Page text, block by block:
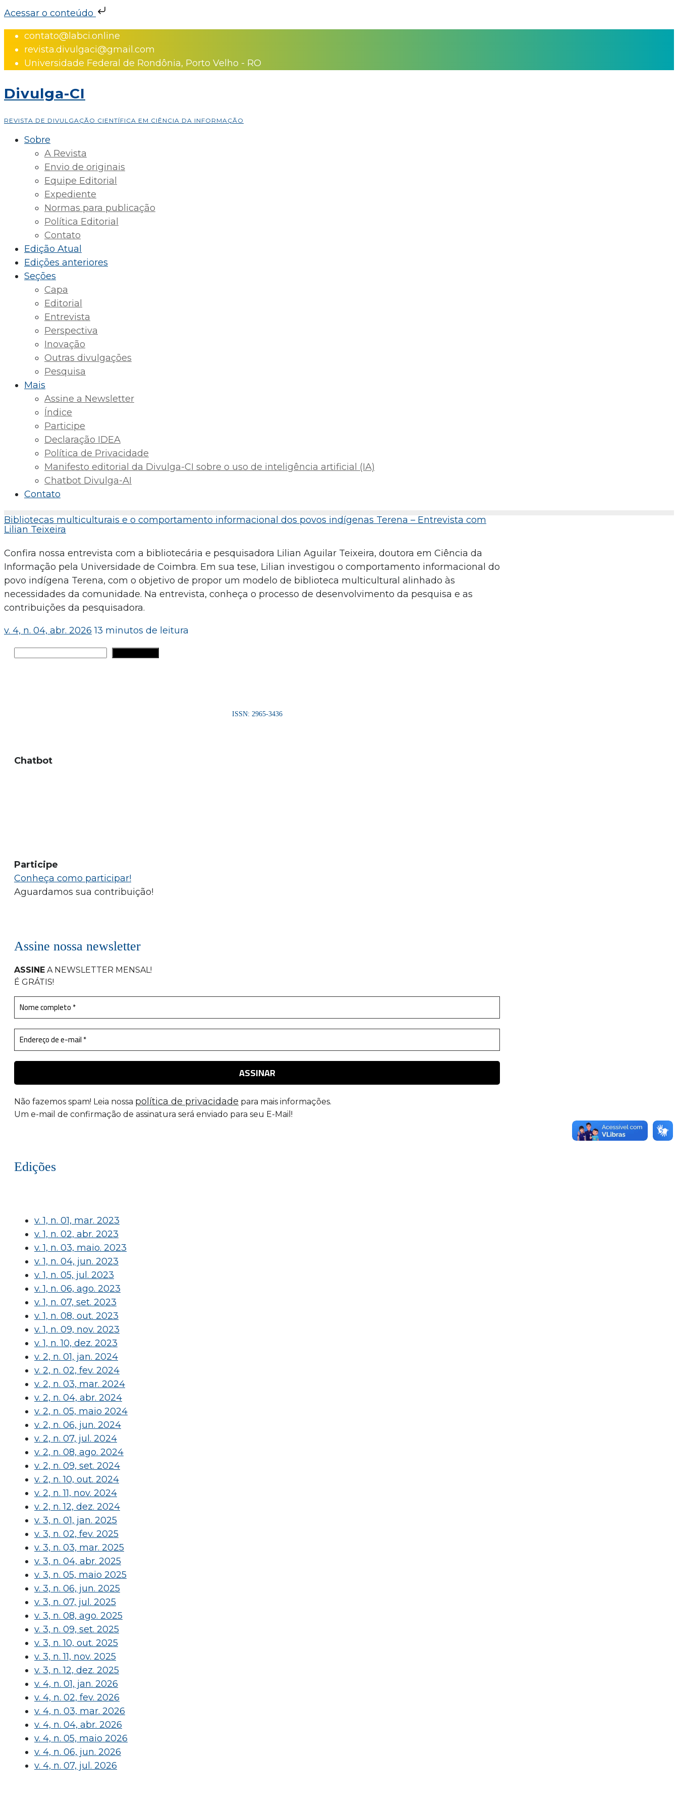
Acessar o conteúdo
Skip
content
contato@labci.online
revista.divulgaci@gmail.com
Universidade Federal de Rondônia, Porto Velho - RO
Divulga-CI
REVISTA DE DIVULGAÇÃO CIENTÍFICA EM CIÊNCIA DA INFORMAÇÃO
Sobre
A Revista
Envio de originais
Equipe Editorial
Expediente
Normas para publicação
Política Editorial
Contato
Edição Atual
Edições anteriores
Seções
Capa
Editorial
Entrevista
Perspectiva
Inovação
Outras divulgações
Pesquisa
Mais
Assine a Newsletter
Índice
Participe
Declaração IDEA
Política de Privacidade
Manifesto editorial da Divulga-CI sobre o uso de inteligência artificial (IA)
Chatbot Divulga-AI
Contato
Bibliotecas multiculturais e o comportamento informacional dos povos indígenas Terena – Entrevista com
Lilian Teixeira
Confira nossa entrevista com a bibliotecária e pesquisadora Lilian Aguilar Teixeira, doutora em Ciência da
Informação pela Universidade de Coimbra. Em sua tese, Lilian investigou o comportamento informacional do
povo indígena Terena, com o objetivo de propor um modelo de biblioteca multicultural alinhado às
necessidades da comunidade. Na entrevista, conheça o processo de desenvolvimento da pesquisa e as
contribuições da pesquisadora.
v. 4, n. 04, abr. 2026 13 minutos de leitura
Pesquisar
ISSN: 2965-3436
Chatbot
Participe
Conheça como participar!
Aguardamos sua contribuição!
Assine nossa newsletter
ASSINE A NEWSLETTER MENSAL!
É GRÁTIS!
Não fazemos spam! Leia nossa política de privacidade para mais informações.
Um e-mail de confirmação de assinatura será enviado para seu E-Mail!
Edições
v. 1, n. 01, mar. 2023
v. 1, n. 02, abr. 2023
v. 1, n. 03, maio. 2023
v. 1, n. 04, jun. 2023
v. 1, n. 05, jul. 2023
v. 1, n. 06, ago. 2023
v. 1, n. 07, set. 2023
v. 1, n. 08, out. 2023
v. 1, n. 09, nov. 2023
v. 1, n. 10, dez. 2023
v. 2, n. 01, jan. 2024
v. 2, n. 02, fev. 2024
v. 2, n. 03, mar. 2024
v. 2, n. 04, abr. 2024
v. 2, n. 05, maio 2024
v. 2, n. 06, jun. 2024
v. 2, n. 07, jul. 2024
v. 2, n. 08, ago. 2024
v. 2, n. 09, set. 2024
v. 2, n. 10, out. 2024
v. 2, n. 11, nov. 2024
v. 2, n. 12, dez. 2024
v. 3, n. 01, jan. 2025
v. 3, n. 02, fev. 2025
v. 3, n. 03, mar. 2025
v. 3, n. 04, abr. 2025
v. 3, n. 05, maio 2025
v. 3, n. 06, jun. 2025
v. 3, n. 07, jul. 2025
v. 3, n. 08, ago. 2025
v. 3, n. 09, set. 2025
v. 3, n. 10, out. 2025
v. 3, n. 11, nov. 2025
v. 3, n. 12, dez. 2025
v. 4, n. 01, jan. 2026
v. 4, n. 02, fev. 2026
v. 4, n. 03, mar. 2026
v. 4, n. 04, abr. 2026
v. 4, n. 05, maio 2026
v. 4, n. 06, jun. 2026
v. 4, n. 07, jul. 2026